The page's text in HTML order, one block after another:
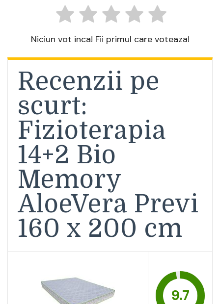
Niciun vot inca! Fii primul care voteaza!
Recenzii pe
scurt:
Fizioterapia
14+2 Bio
Memory
AloeVera Previ
160 x 200 cm
9.7